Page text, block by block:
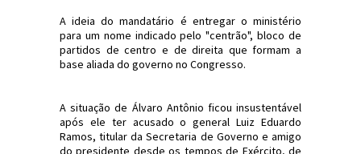
A ideia do mandatário é entregar o ministério
para um nome indicado pelo "centrão", bloco de
partidos de centro e de direita que formam a
base aliada do governo no Congresso.
A situação de Álvaro Antônio ficou insustentável
após ele ter acusado o general Luiz Eduardo
Ramos, titular da Secretaria de Governo e amigo
do presidente desde os tempos de Exército, de